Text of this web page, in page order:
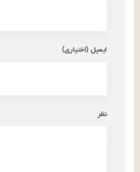
ایمیل (اختیاری)
نظر